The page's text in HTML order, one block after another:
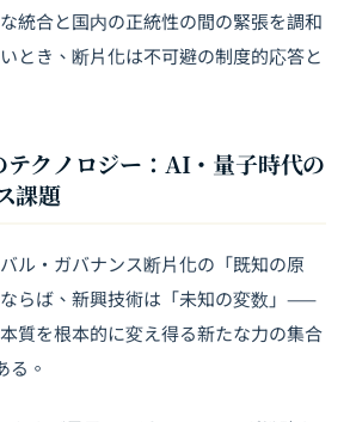
統合と国内の正統性の間の緊張を調和
とき、断片化は不可避の制度的応答と
クノロジー：AI・量子時代の
課題
ル・ガバナンス断片化の「既知の原
らば、新興技術は「未知の変数」——
質を根本的に変え得る新たな力の集合
。